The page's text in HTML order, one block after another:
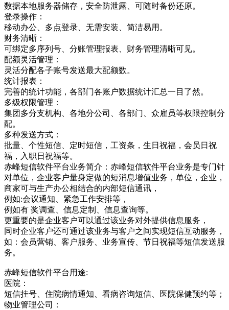
数据本地服务器储存，安全防泄露、可随时备份还原。
登录操作：
移动办公、多点登录、无需安装、简洁易用。
财务清晰：
可绑定多序列号、分账管理报表、财务管理清晰可见。
配额灵活管理：
灵活分配各子账号发送最大配额数。
统计报表：
完善的统计功能，各部门各账户数据统计汇总一目了然。
多级权限管理：
集团多分支机构、各地分公司、各部门、众雇员等权限控制分
配。
多种发送方式：
批量、个性短信、定时短信，工资条，生日祝福，会员日祝
福，入职日祝福等。
赤峰短信软件平台业务简介：赤峰短信软件平台业务是专门针
对单位，企业客户量身定做的短消息增值业务，单位，企业，
商家可与生产办公相结合的内部短信通讯，
例如:会议通知、紧急工作安排等，
例如有 奖调查、信息定制、信息查询等。
更重要的是企业客户可以通过该业务对外提供信息服务，
同时企业客户还可通过该业务与客户之间实现短信互动服务，
如：会员营销、客户服务、业务宣传、节日祝福等短信发送服
务。
赤峰短信软件平台用途:
医院：
短信挂号、住院病情通知、看病咨询短信、医院保健预约等；
物业管理公司：